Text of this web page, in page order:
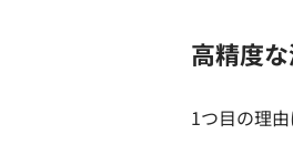
高精度
1つ目の理由